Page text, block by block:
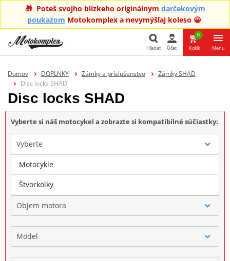
🎁 Poteš svojho blízkeho originálnym darčekovým
poukazom Motokomplex a nevymýšľaj koleso 😀
Hľadať
Hľadať Účet
0
Košík Menu
Domov DOPLNKY Zámky a príslušenstvo
Zámky SHAD
Disc locks SHAD
Disc locks SHAD
Vyberte si náš motocykel a zobrazte si kompatibilné súčiastky:
Vyberte
Značka
Objem motora
Model
Motocykle
Štvorkolky